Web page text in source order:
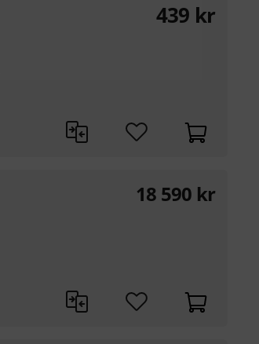
439 kr
18 590 kr